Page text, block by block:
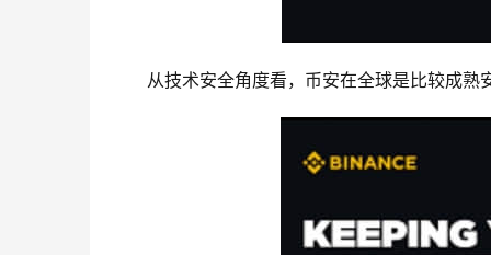
从技术安全角度看，币安在全球是比较成熟